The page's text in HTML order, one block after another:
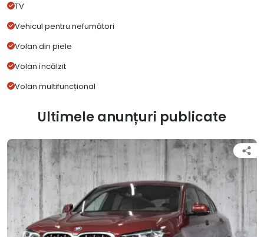
TV
Vehicul pentru nefumători
Volan din piele
Volan încălzit
Volan multifuncțional
Ultimele anunțuri publicate